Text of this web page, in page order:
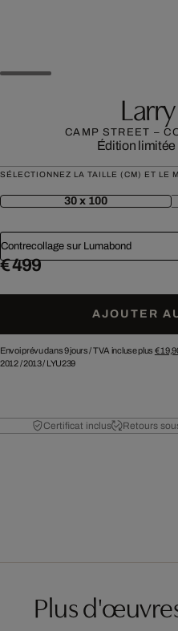
CAMP STREET –
Édition limitée
SÉLECTIONNEZ LA TAILLE (CM) ET LE
30 x 100
Contrecollage sur Lumabond
€ 499
AJOUTER
Envoi prévu dans 9 jours /TVA incluse plus €
2012/2013/ LYU239
Certificat inclus Retours
Plus